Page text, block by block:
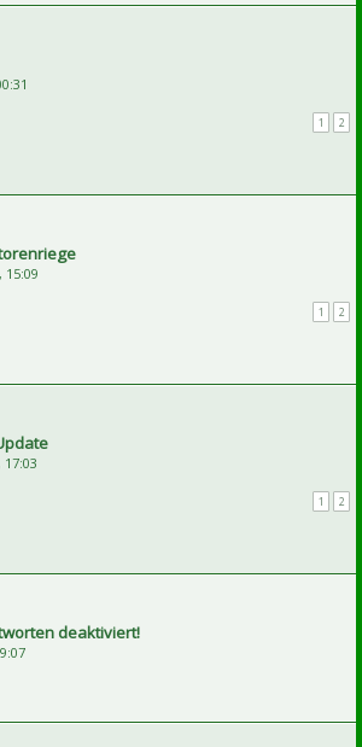
1 2
15:09
1 2
17:03
1 2
deaktiviert!